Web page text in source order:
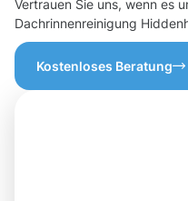
Vertrauen Sie uns, wenn es
Dachrinnenreinigung
Kostenloses Beratung